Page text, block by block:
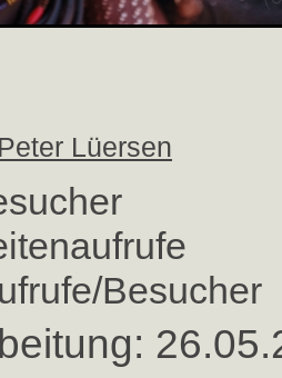
Peter Lüersen
Besucher